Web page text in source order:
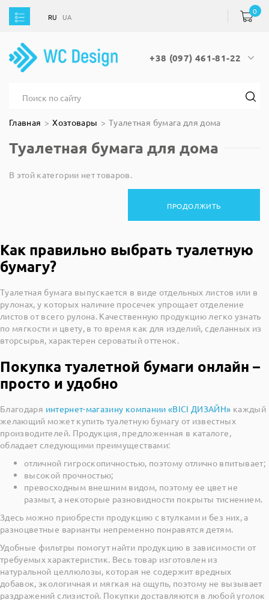
UA
+38 (097) 461-81-22
RU UA
0
Главная Хозтовары Туалетная бумага для дома
Туалетная бумага для дома
В этой категории нет товаров.
ПРОДОЛЖИТЬ
Как правильно выбрать туалетную
бумагу?
Туалетная бумага выпускается в виде отдельных листов или в
рулонах, у которых наличие просечек упрощает отделение
листов от всего рулона. Качественную продукцию легко узнать
по мягкости и цвету, в то время как для изделий, сделанных из
вторсырья, характерен сероватый оттенок.
Покупка туалетной бумаги онлайн –
просто и удобно
Благодаря интернет-магазину компании «ВІСІ ДИЗАЙН» каждый
желающий может купить туалетную бумагу от известных
производителей. Продукция, предложенная в каталоге,
обладает следующими преимуществами:
отличной гигроскопичностью, поэтому отлично впитывает;
высокой прочностью;
превосходным внешним видом, поэтому ее цвет не
размыт, а некоторые разновидности покрыты тиснением.
Здесь можно приобрести продукцию с втулками и без них, а
разноцветные варианты непременно понравятся детям.
Удобные фильтры помогут найти продукцию в зависимости от
требуемых характеристик. Весь товар изготовлен из
натуральной целлюлозы, которая не содержит вредных
добавок, экологичная и мягкая на ощупь, поэтому не вызывает
раздражений слизистой. Покупки доставляются в любой уголок